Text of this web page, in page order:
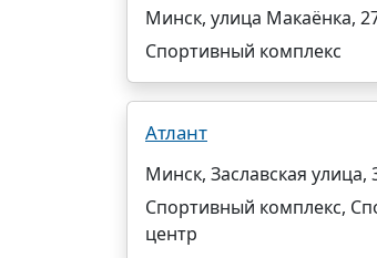
Минск, улица Макаёнка,
Спортивный комплекс
Атлант
Минск, Заславская улица,
Спортивный комплекс,
центр